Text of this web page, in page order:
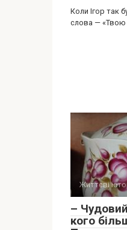
Коли Ігор так
слова — «Твою
Життєві
–
кого